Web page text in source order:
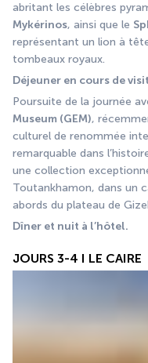
abritant les célèbres
Mykérinos, ainsi que le
représentant un lion à
tombeaux royaux.
Déjeuner en cours de
Poursuite de la journée
Museum (GEM),
culturel de renommée
remarquable dans
une collection
Toutankhamon, dans un
abords du plateau de
Dîner et nuit à l’hôtel.
JOURS 3-4 I LE CAIRE